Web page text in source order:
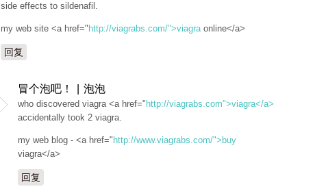
side effects to sildenafil.
my web site <a href=" http://viagrabs.com/">viagraonline</a>
回复
冒个泡吧！ | 泡泡
who discovered viagra <a href=" http://viagrabs.com">viagra</a>
accidentally took 2 viagra.
my web blog - <a href=" http://www.viagrabs.com/">buy
viagra</a>
回复